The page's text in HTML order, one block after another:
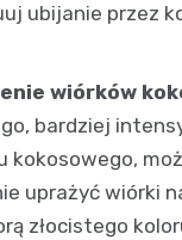
ubijanie przez
wiórków
bardziej
kokosowego,
uprażyć wiórki
złocistego